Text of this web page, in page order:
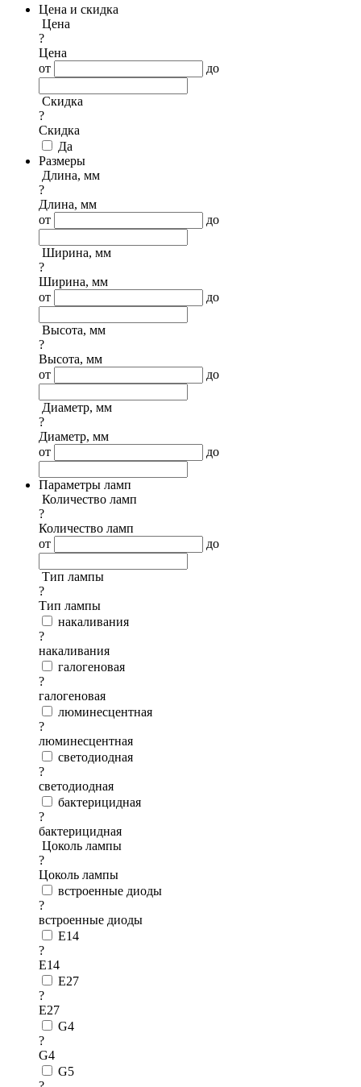
Цена и скидка
Цена
?
Цена
от
до
Скидка
?
Скидка
Да
Размеры
Длина, мм
?
Длина, мм
от
до
Ширина, мм
?
Ширина, мм
от
до
Высота, мм
?
Высота, мм
от
до
Диаметр, мм
?
Диаметр, мм
от
до
Параметры ламп
Количество ламп
?
Количество ламп
от
до
Тип лампы
?
Тип лампы
накаливания
?
накаливания
галогеновая
?
галогеновая
люминесцентная
?
люминесцентная
светодиодная
?
светодиодная
бактерицидная
?
бактерицидная
Цоколь лампы
?
Цоколь лампы
встроенные диоды
?
встроенные диоды
E14
?
E14
E27
?
E27
G4
?
G4
G5